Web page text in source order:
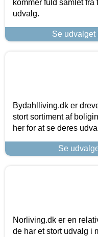
kommer fuld samlet
udvalg.
Se udvalget
Bydahlliving.dk er
stort sortiment af
her for at se deres
Se
Norliving.dk er en
de har et stort udvalg i